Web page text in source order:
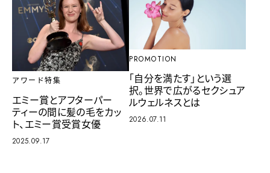
アワード特集
エミー賞とアフターパー
ティーの間に髪の毛をカッ
ト、エミー賞受賞女優
2025.09.17
PROMOTION
「自分を満たす」という選
択。世界で広がるセクシュア
ルウェルネスとは
2026.07.11